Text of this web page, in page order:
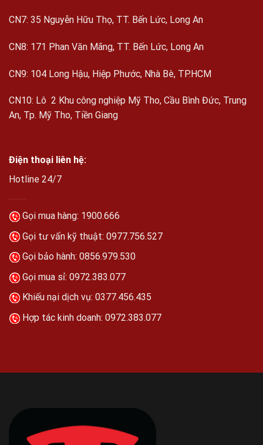
CN7: 35 Nguyễn Hữu Thọ, TT. Bến Lức, Long An
CN8: 171 Phan Văn Mãng, TT. Bến Lức, Long An
CN9: 104 Long Hậu, Hiệp Phước, Nhà Bè, TP.HCM
CN10: Lô 2 Khu công nghiệp Mỹ Tho, Cầu Bình Đức, Trung
An, Tp. Mỹ Tho, Tiền Giang
Điện thoại liên hệ:
Hotline 24/7
Gọi mua hàng: 1900.666
Gọi tư vấn kỹ thuật: 0977.756.527
Gọi bảo hành: 0856.979.530
Gọi mua sỉ: 0972.383.077
Khiếu nại dịch vụ: 0377.456.435
Hợp tác kinh doanh: 0972.383.077